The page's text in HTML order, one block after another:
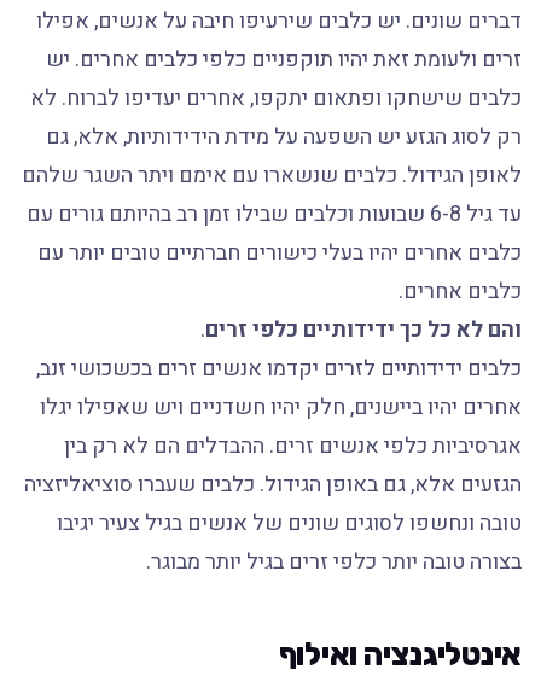
דברים שונים. יש כלבים שירעיפו חיבה על אנשים, אפילו
זרים ולעומת זאת יהיו תוקפניים כלפי כלבים אחרים. יש
כלבים שישחקו ופתאום יתקפו, אחרים יעדיפו לברוח. לא
רק לסוג הגזע יש השפעה על מידת הידידותיות, אלא, גם
לאופן הגידול. כלבים שנשארו עם אימם ויתר השגר שלהם
עד גיל 6-8 שבועות וכלבים שבילו זמן רב בהיותם גורים עם
כלבים אחרים יהיו בעלי כישורים חברתיים טובים יותר עם
כלבים אחרים.
והם לא כל כך ידידותיים כלפי זרים.
כלבים ידידותיים לזרים יקדמו אנשים זרים בכשכושי זנב,
אחרים יהיו ביישנים, חלק יהיו חשדניים ויש שאפילו יגלו
אגרסיביות כלפי אנשים זרים. ההבדלים הם לא רק בין
הגזעים אלא, גם באופן הגידול. כלבים שעברו סוציאליזציה
טובה ונחשפו לסוגים שונים של אנשים בגיל צעיר יגיבו
בצורה טובה יותר כלפי זרים בגיל יותר מבוגר.
אינטליגנציה ואילוף